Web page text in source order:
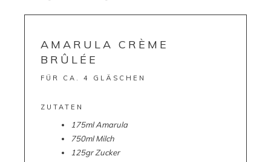
AMARULA CRÈME
BRÛLÉE
FÜR CA. 4 GLÄSCHEN
ZUTATEN
175ml Amarula
750ml Milch
125gr Zucker